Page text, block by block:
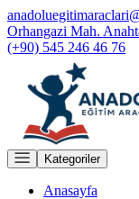
Orhangazi Mah.
(+90) 545 246 46 76
Kategoriler
Anasayfa